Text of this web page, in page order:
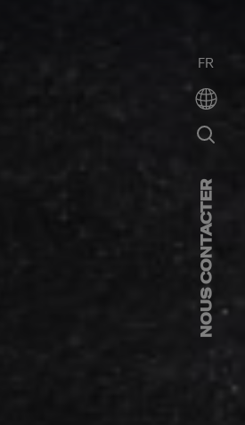
FR
NOUS CONTACTER